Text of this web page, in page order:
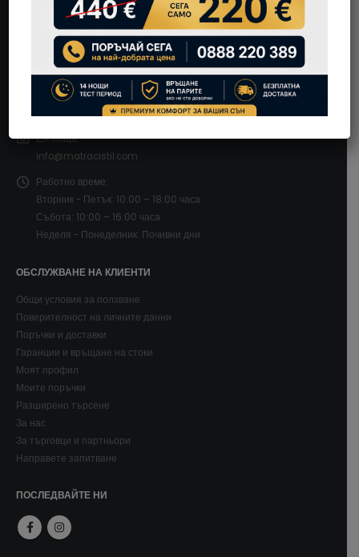
ИНФОРМАЦИЯ ЗА КОНТАКТ
Магазин:
гр. София, ж.к. Триъгълника – Надежда,
ул. Чайка №11 (лице към бул. Ломско Шосе)
Телефон:
0888 220 389
Ел. поща:
info@matracistil.com
Работно време:
Вторник - Петък: 10:00 – 18:00 часа
Събота: 10:00 – 16:00 часа
Неделя - Понеделник: Почивни дни
ОБСЛУЖВАНЕ НА КЛИЕНТИ
Общи условия за ползване
Поверителност на личните данни
Поръчки и доставки
Гаранции и връщане на стоки
Моят профил
Моите поръчки
Разширено търсене
За нас
За търговци и партньори
Направете запитване
ПОСЛЕДВАЙТЕ НИ